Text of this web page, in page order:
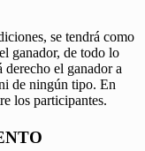
se tendrá como
ganador, de todo lo
el ganador a
de ningún tipo. En
los participantes.